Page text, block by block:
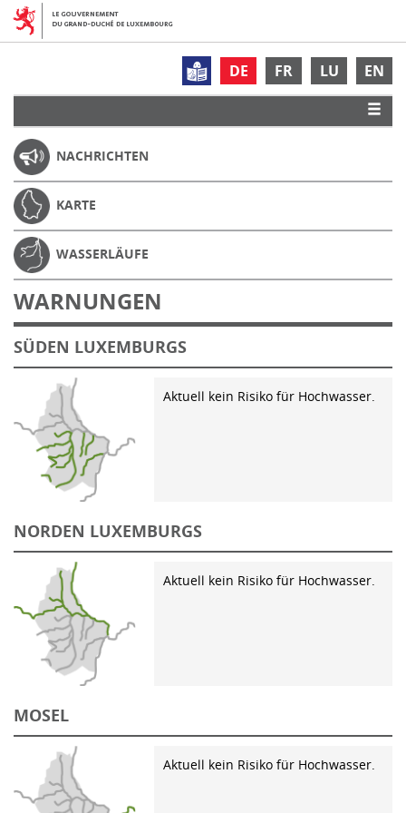
DE FR LU EN
NACHRICHTEN
KARTE
WASSERLÄUFE
WARNUNGEN
SÜDEN LUXEMBURGS
Aktuell kein Risiko für Hochwasser.
NORDEN LUXEMBURGS
Aktuell kein Risiko für Hochwasser.
MOSEL
Aktuell kein Risiko für Hochwasser.